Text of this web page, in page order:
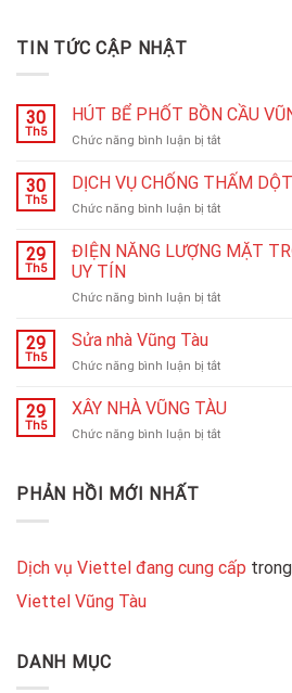
TIN TỨC CẬP NHẬT
30
Th5
HÚT BỂ PHỐT BỒN CẦU
Chức năng bình luận bị tắtở
BỂ
BỒN
VŨNG
30
Th5
DỊCH VỤ CHỐNG THẤM
Chức năng bình luận bị tắtở
VỤ
CHỐNG
DỘT
24H
29
Th5
ĐIỆN NĂNG LƯỢNG MẶT
UY TÍN
Chức năng bình luận bị tắtở
MẶT
29
Th5
Sửa nhà Vũng Tàu
Chức năng bình luận bị tắtở
nhà
Tàu
29
Th5
XÂY NHÀ VŨNG TÀU
Chức năng bình luận bị tắtở
PHẢN HỒI MỚI NHẤT
Dịch vụ Viettel đang cung cấp trong
Viettel Vũng Tàu
DANH MỤC